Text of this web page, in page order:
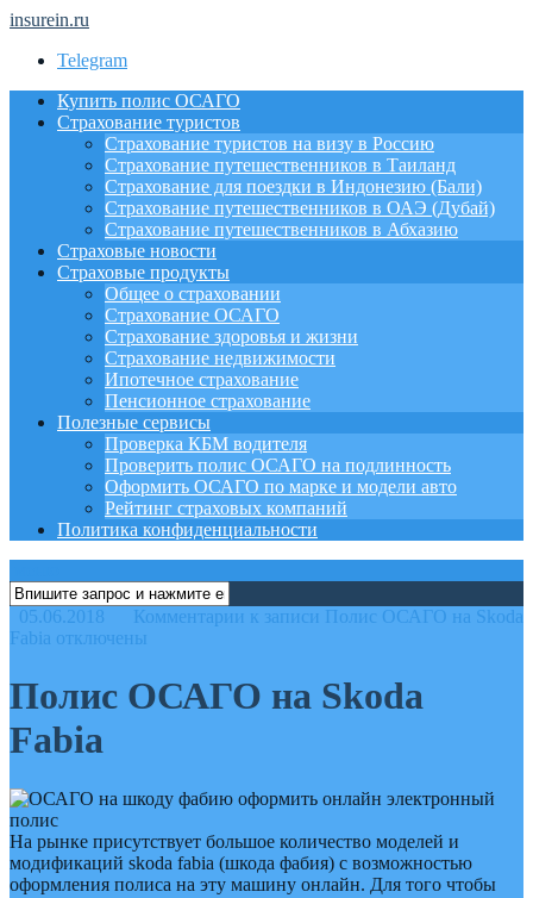
insurein.ru
Telegram
Купить полис ОСАГО
Страхование туристов
Страхование туристов на визу в Россию
Страхование путешественников в Таиланд
Страхование для поездки в Индонезию (Бали)
Страхование путешественников в ОАЭ (Дубай)
Страхование путешественников в Абхазию
Страховые новости
Страховые продукты
Общее о страховании
Страхование ОСАГО
Страхование здоровья и жизни
Страхование недвижимости
Ипотечное страхование
Пенсионное страхование
Полезные сервисы
Проверка КБМ водителя
Проверить полис ОСАГО на подлинность
Оформить ОСАГО по марке и модели авто
Рейтинг страховых компаний
Политика конфиденциальности
05.06.2018 Комментарии к записи Полис ОСАГО на Skoda
Fabia отключены
Полис ОСАГО на Skoda
Fabia
На рынке присутствует большое количество моделей и
модификаций skoda fabia (шкода фабия) с возможностью
оформления полиса на эту машину онлайн. Для того чтобы